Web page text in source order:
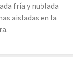
fría y nublada
aisladas en la